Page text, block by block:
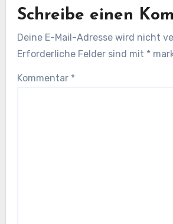
Schreibe einen
Deine E-Mail-Adresse wird nicht
Erforderliche Felder sind mit *
Kommentar *